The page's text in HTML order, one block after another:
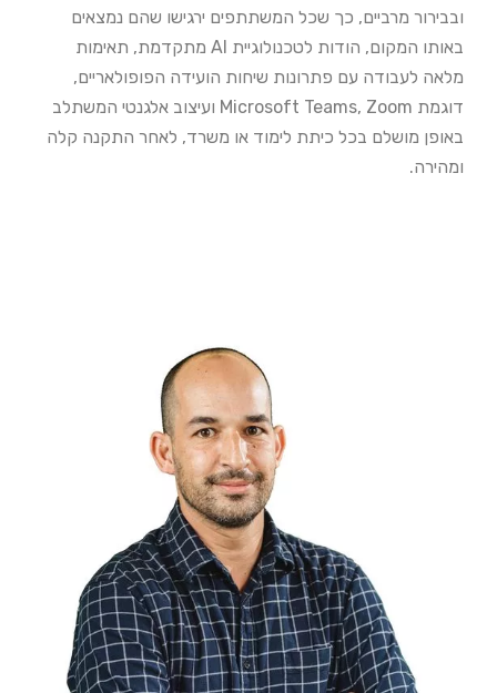
ובבירור מרביים, כך שכל המשתתפים ירגישו שהם נמצאים
באותו המקום,
הודות לטכנולוגיית AI מתקדמת, תאימות
מלאה לעבודה עם פתרונות שיחות הועידה הפופולאריים,
דוגמת Microsoft Teams, Zoom ועיצוב אלגנטי המשתלב
באופן מושלם בכל כיתת לימוד או משרד, לאחר התקנה קלה
ומהירה.